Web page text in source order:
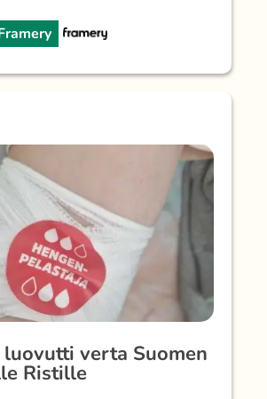
luovutti verta Suomen
Ristille